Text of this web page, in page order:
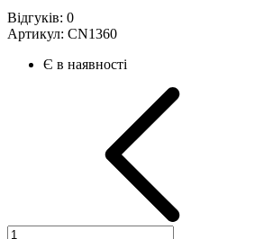
Відгуків: 0
Артикул: CN1360
Є в наявності